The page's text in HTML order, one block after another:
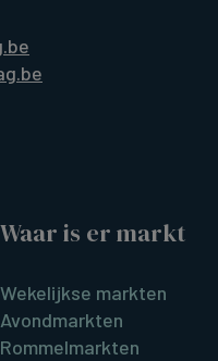
Waar is er markt
Wekelijkse markten
Avondmarkten
Rommelmarkten